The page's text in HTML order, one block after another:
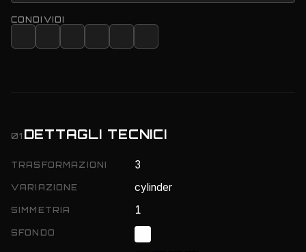
CONDIVIDI
01 DETTAGLI TECNICI
TRASFORMAZIONI 3
VARIAZIONE cylinder
SIMMETRIA 1
SFONDO